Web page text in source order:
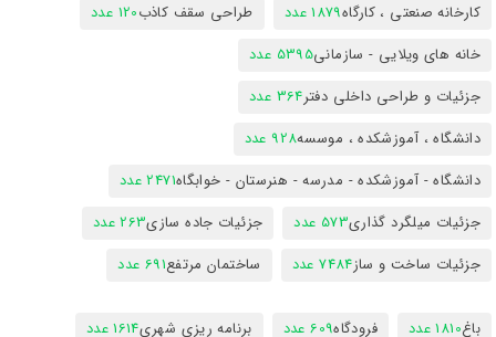
کارخانه صنعتی ، کارگاه1879 عدد طراحی سقف کاذب120 عدد
خانه های ویلایی - سازمانی5395 عدد
جزئیات و طراحی داخلی دفتر364 عدد
دانشگاه ، آموزشکده ، موسسه928 عدد
دانشگاه - آموزشکده - مدرسه - هنرستان - خوابگاه2471 عدد
جزئیات میلگرد گذاری573 عدد جزئیات جاده سازی263 عدد
جزئیات ساخت و ساز7484 عدد ساختمان مرتفع691 عدد
باغ1810 عدد فرودگاه609 عدد برنامه ریزی شهری1614 عدد